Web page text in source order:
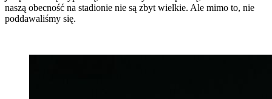
naszą obecność na stadionie nie są zbyt wielkie. Ale mimo to, nie
poddawaliśmy się.